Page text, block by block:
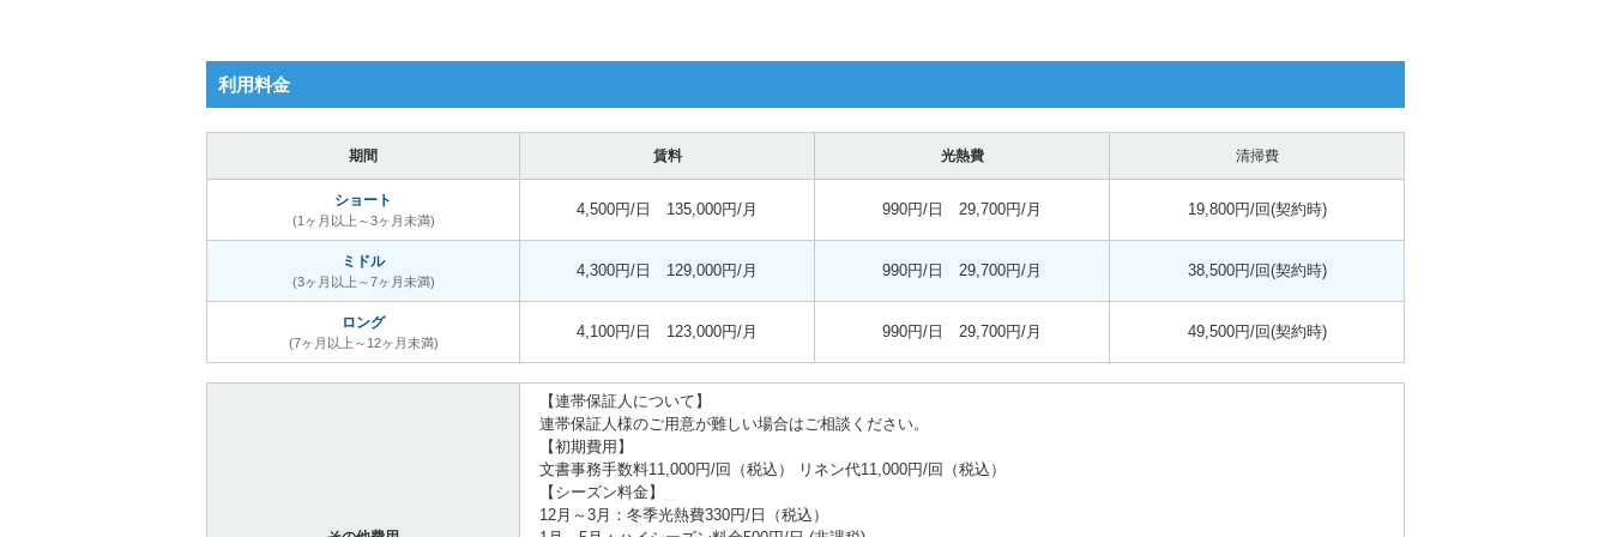
利用料金
期間 賃料 光熱費 清掃費
ショート
(1ヶ月以上～3ヶ月未満)
4,500円/日 135,000円/月 990円/日 29,700円/月 19,800円/回(契約時)
ミドル
(3ヶ月以上～7ヶ月未満)
4,300円/日 129,000円/月 990円/日 29,700円/月 38,500円/回(契約時)
ロング
(7ヶ月以上～12ヶ月未満)
4,100円/日 123,000円/月 990円/日 29,700円/月 49,500円/回(契約時)
【連帯保証人について】
連帯保証人様のご用意が難しい場合はご相談ください。
【初期費用】
文書事務手数料11,000円/回（税込） リネン代11,000円/回（税込）
【シーズン料金】
12月～3月：冬季光熱費330円/日（税込）